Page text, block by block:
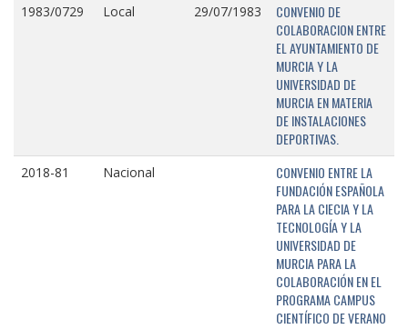
1983/0729 Local 29/07/1983
CONVENIO DE
COLABORACION ENTRE
EL AYUNTAMIENTO DE
MURCIA Y LA
UNIVERSIDAD DE
MURCIA EN MATERIA
DE INSTALACIONES
DEPORTIVAS.
2018-81 Nacional
CONVENIO ENTRE LA
FUNDACIÓN ESPAÑOLA
PARA LA CIECIA Y LA
TECNOLOGÍA Y LA
UNIVERSIDAD DE
MURCIA PARA LA
COLABORACIÓN EN EL
PROGRAMA CAMPUS
CIENTÍFICO DE VERANO